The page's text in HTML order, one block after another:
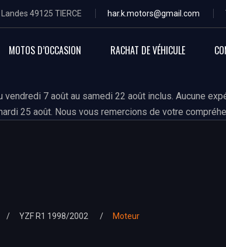
49125 TIERCE har.k.motors@gmail.com
MOTOS D’OCCASION RACHAT DE VÉHICULE
7 août au samedi 22 août inclus. Aucune
25 août. Nous vous remercions de votre
YZF R1 1998/2002 Moteur